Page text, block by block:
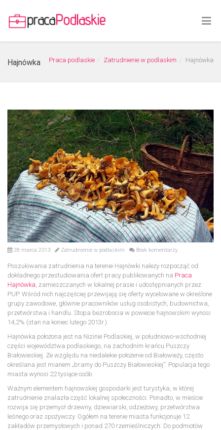
Hajnówka Praca podlaskie Zatrudnienie w podlaskim Hajnówka
28 marca 2013 Zatrudnienie w podlaskim Brak komentarzy
Poszukiwania zatrudnienia na terenie Hajnówki należy rozpocząć od
dokładnego przestudiowania ofert pracy publikowanych na Praca
Hajnówka , zamieszczanych w lokalnej prasie i udostępnianych przez
PUP. Wśród nich najczęściej przewijają się oferty wycelowane w określone
grupy zawodowe, głównie pracowników usług osobistych, budownictwa,
przetwórstwa i handlu. Stopa bezrobocia w powiecie hajnowskim wynosi
14,2% (stan na koniec lutego 2013r.).
Hajnówka położona jest na Nizinie Podlaskiej, w południowo-wschodniej
części województwa podlaskiego, na zachodnim krańcu Puszczy
Białowieskiej. Ze względu na niedalekie położenie od Białowieży, często
określana jest mianem „bramy do Puszczy Białowieskiej”. Populacja tego
miasta wynosi 22 tysiące osób.
Ważnym elementem hajnowskiej gospodarki jest turystyka, w której
zatrudnienie znalazła część lokalnej społeczności. Ponadto, w mieście
rozwija się przemysł drzewny, dziewiarski, odzieżowy, przetwórstwa
leśnego oraz spożywczy. Ogółem na terenie miasta funkcjonuje 12
zakładów przemysłowych i ponad 270 rzemieślniczych. Do podmiotów